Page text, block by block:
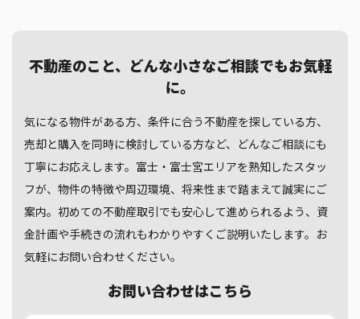
不動産のこと、どんな小さなご相談でもお気軽
に。
気になる物件がある方、条件に合う不動産を探している方、
売却と購入を同時に検討している方など、どんなご相談にも
丁寧にお応えします。富士・富士宮エリアを熟知したスタッ
フが、物件の特徴や周辺環境、将来性まで踏まえて誠実にご
案内。初めての不動産取引でも安心して進められるよう、資
金計画や手続きの流れもわかりやすくご説明いたします。お
気軽にお問い合わせください。
お問い合わせはこちら